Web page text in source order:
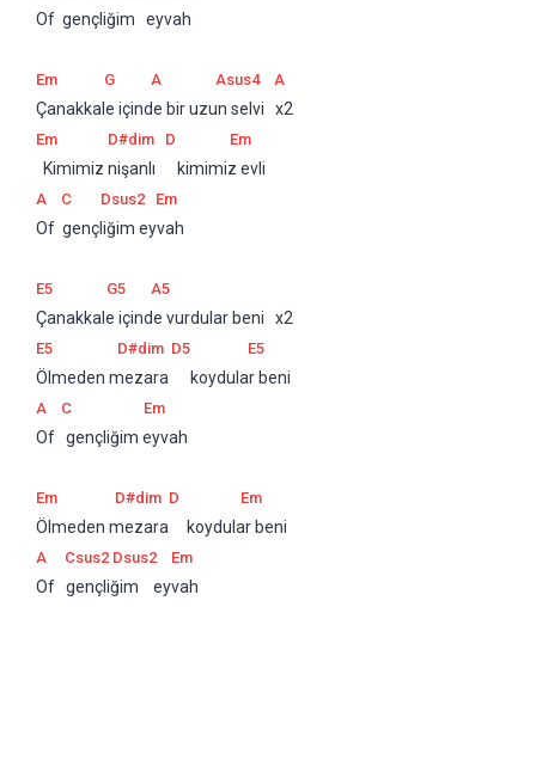
Of  gençliğim   eyvah
Em G A Asus4 A
Çanakkale içinde bir uzun selvi   x2
Em D#dim D Em
  Kimimiz nişanlı      kimimiz evli
A C Dsus2 Em
Of  gençliğim eyvah
E5 G5 A5
Çanakkale içinde vurdular beni   x2
E5 D#dim D5 E5
Ölmeden mezara      koydular beni
A C Em
Of   gençliğim eyvah
Em D#dim D Em
Ölmeden mezara     koydular beni
A Csus2 Dsus2 Em
Of   gençliğim    eyvah